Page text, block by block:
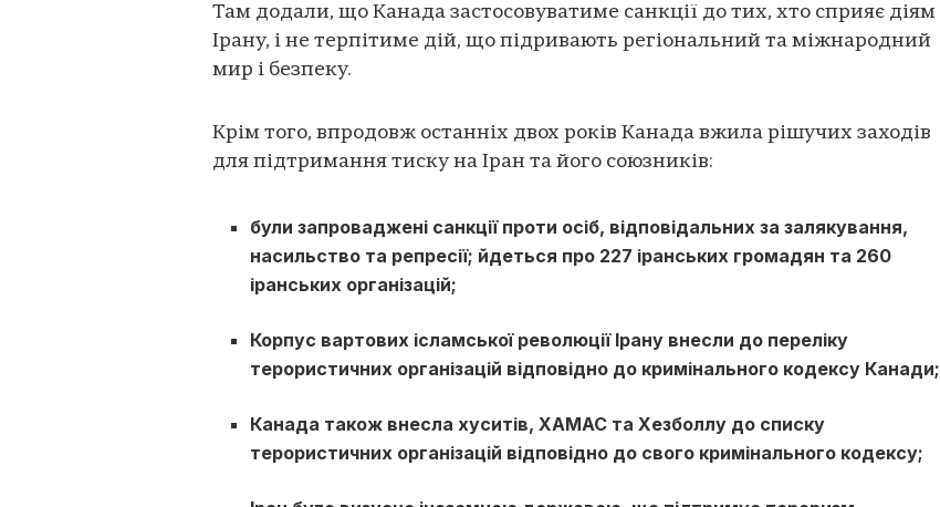
Там додали, що Канада застосовуватиме санкції до тих, хто сприяє діям
Ірану, і не терпітиме дій, що підривають регіональний та міжнародний
мир і безпеку.
Крім того, впродовж останніх двох років Канада вжила рішучих заходів
для підтримання тиску на Іран та його союзників:
були запроваджені санкції проти осіб, відповідальних за залякування,
насильство та репресії; йдеться про 227 іранських громадян та 260
іранських організацій;
Корпус вартових ісламської революції Ірану внесли до переліку
терористичних організацій відповідно до кримінального кодексу Канади;
Канада також внесла хуситів, ХАМАС та Хезболлу до списку
терористичних організацій відповідно до свого кримінального кодексу;